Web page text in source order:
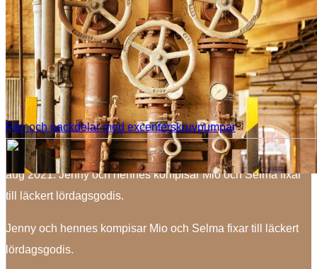
För- och nackdelar med excenterskruvpumpar
Lördagsgodis svt
http s://www.svtplay.se › lordagsgodis
Lördagsgodis – SVT Play
Lördagsgodis | SVT Play
Inga avsnitt finns tillgängliga just nu. Senast tillgängligt 31
aug 2021. Jenny och hennes kompisar Mio och Selma fixar
till läckert lördagsgodis.
Jenny och hennes kompisar Mio och Selma fixar till läckert
lördagsgodis.